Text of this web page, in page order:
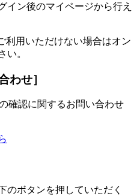
ン後のマイページから行え
用いただけない場合はオン
い。
わせ］
確認に関するお問い合わせ
のボタンを押していただく